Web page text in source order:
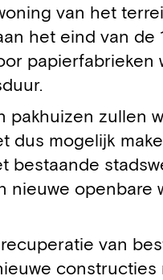
van het
het eind van
pakhuizen zullen
dus mogelijk
bestaande
nieuwe
van